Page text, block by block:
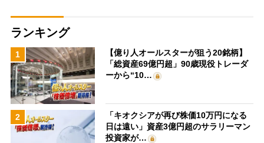
ランキング
1
【億り人オールスターが狙う20銘柄】
「総資産69億円超」90歳現役トレーダ
ーから“10…
2
「キオクシアが再び株価10万円になる
日は遠い」資産3億円超のサラリーマン
投資家が…